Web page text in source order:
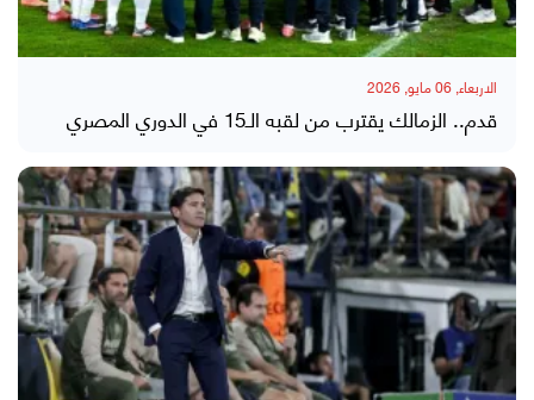
الاربعاء, 06 مايو, 2026
قدم.. الزمالك يقترب من لقبه الـ15 في الدوري المصري